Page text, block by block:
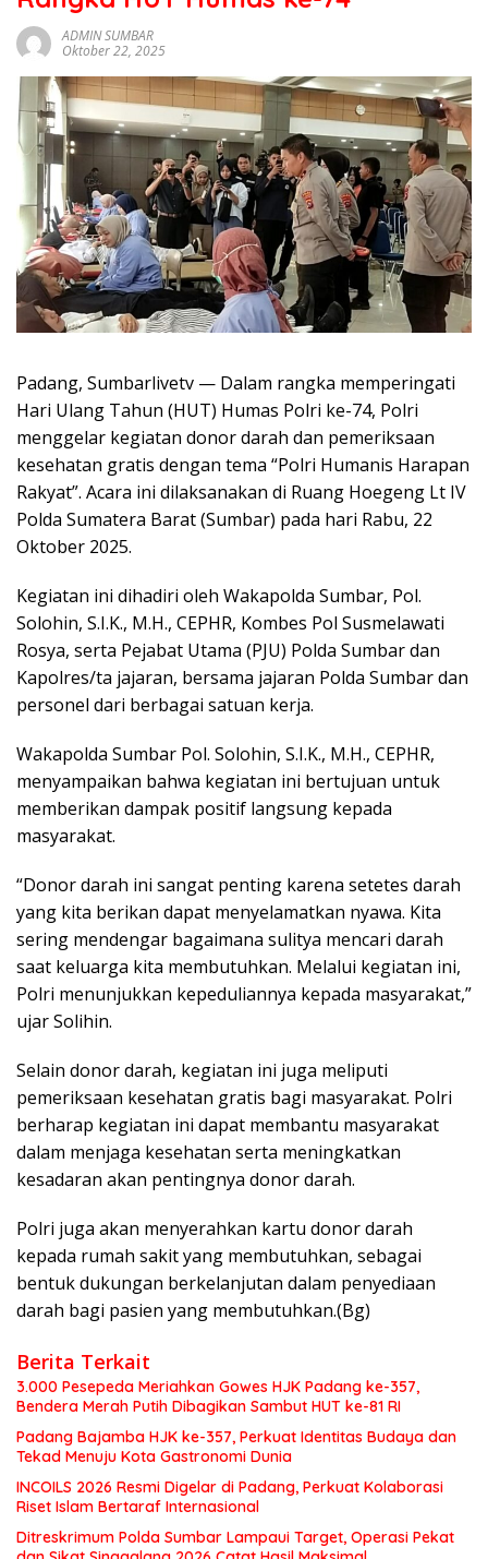
sumbar
tv
live
ADMIN SUMBAR
Oktober 22, 2025
Padang, Sumbarlivetv — Dalam rangka memperingati
Hari Ulang Tahun (HUT) Humas Polri ke-74, Polri
menggelar kegiatan donor darah dan pemeriksaan
kesehatan gratis dengan tema “Polri Humanis Harapan
Rakyat”. Acara ini dilaksanakan di Ruang Hoegeng Lt IV
Polda Sumatera Barat (Sumbar) pada hari Rabu, 22
Oktober 2025.
Kegiatan ini dihadiri oleh Wakapolda Sumbar, Pol.
Solohin, S.I.K., M.H., CEPHR, Kombes Pol Susmelawati
Rosya, serta Pejabat Utama (PJU) Polda Sumbar dan
Kapolres/ta jajaran, bersama jajaran Polda Sumbar dan
personel dari berbagai satuan kerja.
Wakapolda Sumbar Pol. Solohin, S.I.K., M.H., CEPHR,
menyampaikan bahwa kegiatan ini bertujuan untuk
memberikan dampak positif langsung kepada
masyarakat.
“Donor darah ini sangat penting karena setetes darah
yang kita berikan dapat menyelamatkan nyawa. Kita
sering mendengar bagaimana sulitya mencari darah
saat keluarga kita membutuhkan. Melalui kegiatan ini,
Polri menunjukkan kepeduliannya kepada masyarakat,”
ujar Solihin.
Selain donor darah, kegiatan ini juga meliputi
pemeriksaan kesehatan gratis bagi masyarakat. Polri
berharap kegiatan ini dapat membantu masyarakat
dalam menjaga kesehatan serta meningkatkan
kesadaran akan pentingnya donor darah.
Polri juga akan menyerahkan kartu donor darah
kepada rumah sakit yang membutuhkan, sebagai
bentuk dukungan berkelanjutan dalam penyediaan
darah bagi pasien yang membutuhkan.(Bg)
Berita Terkait
3.000 Pesepeda Meriahkan Gowes HJK Padang ke-357,
Bendera Merah Putih Dibagikan Sambut HUT ke-81 RI
Padang Bajamba HJK ke-357, Perkuat Identitas Budaya dan
Tekad Menuju Kota Gastronomi Dunia
INCOILS 2026 Resmi Digelar di Padang, Perkuat Kolaborasi
Riset Islam Bertaraf Internasional
Ditreskrimum Polda Sumbar Lampaui Target, Operasi Pekat